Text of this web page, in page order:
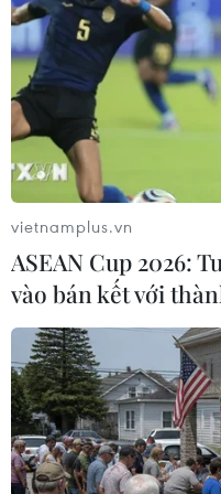
#chứng khoán #Tổng
Theo dõi VietnamPlus
TIN LIÊN QUAN
vietnamplus.vn
ASEAN Cup 2026:
vào bán kết với